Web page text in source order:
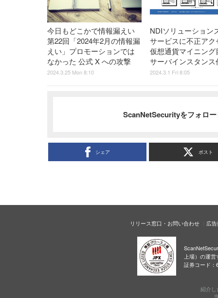
今日もどこかで情報漏えい
第22回「2024年2月の情報漏
えい」プロモーションでは
なかった 公式 X への攻撃
2024.3.25 Mon 8:10
NDIソリューション
サービスに不正アク
仮想通貨マイニング
サーバインスタンス
2024.3.1 Fri 8:05
ScanNetSecurityをフォロー
シェア ポスト
リリース窓口・お問い合わせ 広
上場）の運営
証券コード：
紹介し